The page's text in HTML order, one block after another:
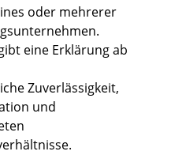
oder mehrerer
eine Erklärung ab
Zuverlässigkeit,
und